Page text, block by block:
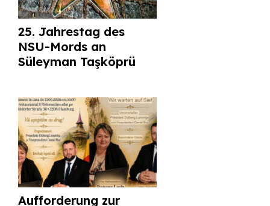
25. Jahrestag des
NSU-Mords an
Süleyman Taşköprü
Aufforderung zur